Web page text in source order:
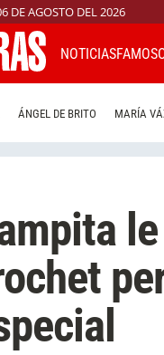
DE AGOSTO DEL 2026
NOTICIAS
ÁNGEL DE BRITO MARÍA